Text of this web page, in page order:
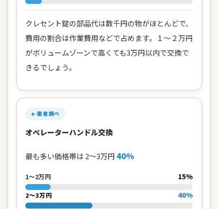
クレセント錠の部品代は数千円の物がほとんどで、
費用の割合は作業費用などで占めます。１～２万円
がボリュームゾーンで高くても3万円以内で交換で
きるでしょう。
e-業者調べ
オペレーターハンドル交換
最も多い価格帯は 2〜3万円 40%
1〜2万円 15%
2〜3万円 40%